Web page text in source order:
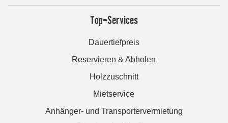
Top-Services
Dauertiefpreis
Reservieren & Abholen
Holzzuschnitt
Mietservice
Anhänger- und Transportervermietung